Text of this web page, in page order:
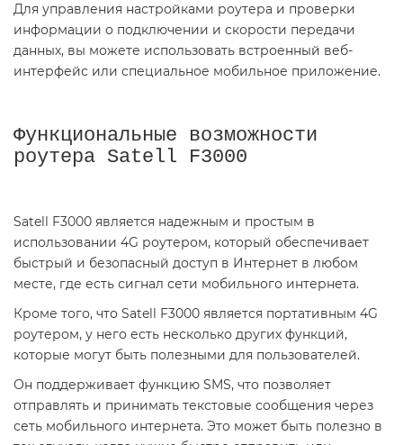
Для управления настройками роутера и проверки
информации о подключении и скорости передачи
данных, вы можете использовать встроенный веб-
интерфейс или специальное мобильное приложение.
Функциональные возможности
роутера Satell F3000
Satell F3000 является надежным и простым в
использовании 4G роутером, который обеспечивает
быстрый и безопасный доступ в Интернет в любом
месте, где есть сигнал сети мобильного интернета.
Кроме того, что Satell F3000 является портативным 4G
роутером, у него есть несколько других функций,
которые могут быть полезными для пользователей.
Он поддерживает функцию SMS, что позволяет
отправлять и принимать текстовые сообщения через
сеть мобильного интернета. Это может быть полезно в